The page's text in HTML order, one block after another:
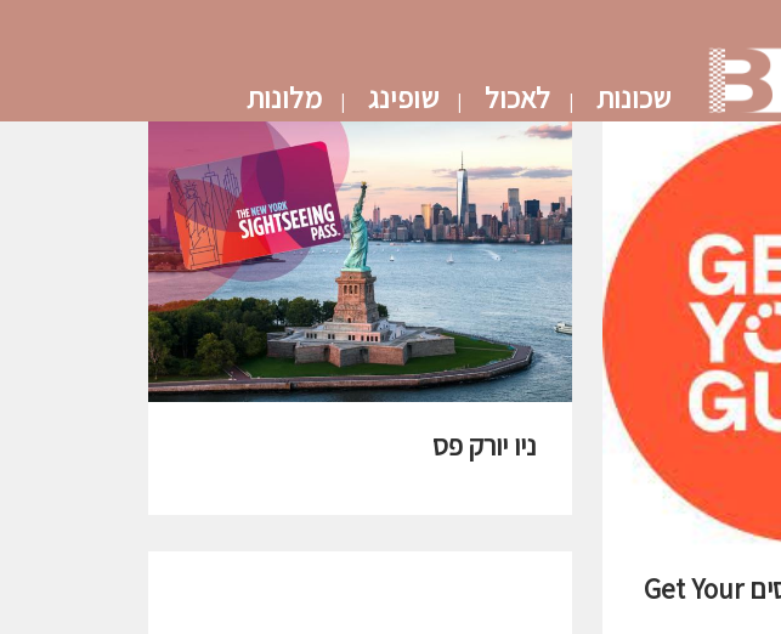
שכונות לאכול שופינג מלונות
ניו יורק פס
מדריך לרכישת כרטיסים Get Your